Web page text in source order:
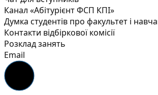
Канал «Абітурієнт ФСП КПІ»
Думка студентів про факультет і
Контакти відбіркової комісії
Розклад занять
Email